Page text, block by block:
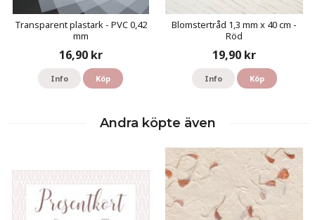
Transparent plastark - PVC 0,42
mm
16,90 kr
Info Köp
Blomstertråd 1,3 mm x 40 cm -
Röd
19,90 kr
Info Köp
Andra köpte även